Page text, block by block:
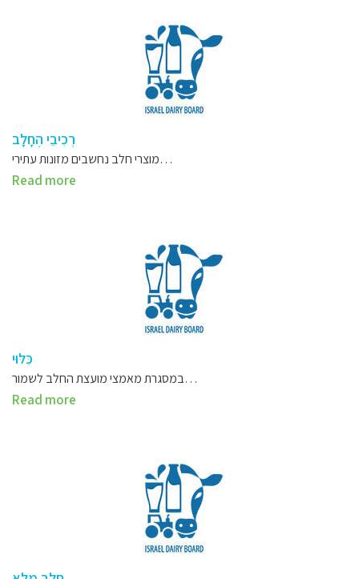
רְכִיבֵי הֶחָלָב
מוצרי חלב נחשבים מזונות עתירי…
Read more
כִּלּוּי
במסגרת מאמצי מועצת החלב לשמור…
Read more